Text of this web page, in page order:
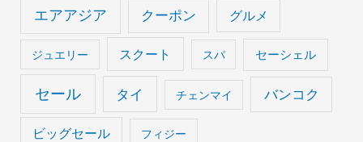
エアアジア クーポン グルメ
ジュエリー スクート スパ セーシェル
セール タイ チェンマイ バンコク
ビッグセール フィジー